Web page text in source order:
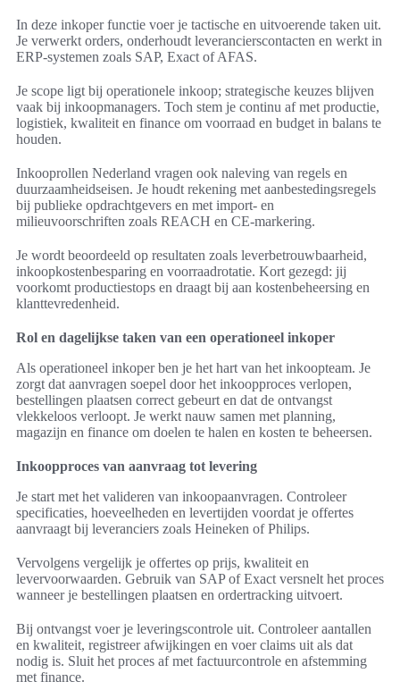
In deze inkoper functie voer je tactische en uitvoerende taken uit.
Je verwerkt orders, onderhoudt leverancierscontacten en werkt in
ERP-systemen zoals SAP, Exact of AFAS.
Je scope ligt bij operationele inkoop; strategische keuzes blijven
vaak bij inkoopmanagers. Toch stem je continu af met productie,
logistiek, kwaliteit en finance om voorraad en budget in balans te
houden.
Inkooprollen Nederland vragen ook naleving van regels en
duurzaamheidseisen. Je houdt rekening met aanbestedingsregels
bij publieke opdrachtgevers en met import- en
milieuvoorschriften zoals REACH en CE-markering.
Je wordt beoordeeld op resultaten zoals leverbetrouwbaarheid,
inkoopkostenbesparing en voorraadrotatie. Kort gezegd: jij
voorkomt productiestops en draagt bij aan kostenbeheersing en
klanttevredenheid.
Rol en dagelijkse taken van een operationeel inkoper
Als operationeel inkoper ben je het hart van het inkoopteam. Je
zorgt dat aanvragen soepel door het inkoopproces verlopen,
bestellingen plaatsen correct gebeurt en dat de ontvangst
vlekkeloos verloopt. Je werkt nauw samen met planning,
magazijn en finance om doelen te halen en kosten te beheersen.
Inkoopproces van aanvraag tot levering
Je start met het valideren van inkoopaanvragen. Controleer
specificaties, hoeveelheden en levertijden voordat je offertes
aanvraagt bij leveranciers zoals Heineken of Philips.
Vervolgens vergelijk je offertes op prijs, kwaliteit en
levervoorwaarden. Gebruik van SAP of Exact versnelt het proces
wanneer je bestellingen plaatsen en ordertracking uitvoert.
Bij ontvangst voer je leveringscontrole uit. Controleer aantallen
en kwaliteit, registreer afwijkingen en voer claims uit als dat
nodig is. Sluit het proces af met factuurcontrole en afstemming
met finance.